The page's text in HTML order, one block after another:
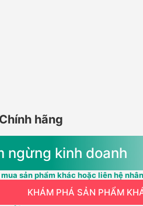
hãng
ngừng kinh doanh
sản phẩm khác hoặc liên hệ
KHÁM PHÁ SẢN PHẨM